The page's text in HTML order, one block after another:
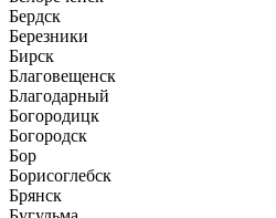
Бердск
Березники
Бирск
Благовещенск
Благодарный
Богородицк
Богородск
Бор
Борисоглебск
Брянск